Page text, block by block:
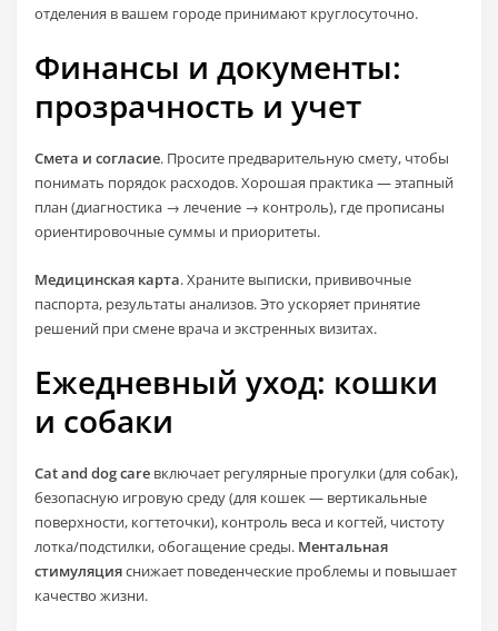
отделения в вашем городе принимают круглосуточно.
Финансы и документы:
прозрачность и учет
Смета и согласие. Просите предварительную смету, чтобы
понимать порядок расходов. Хорошая практика — этапный
план (диагностика → лечение → контроль), где прописаны
ориентировочные суммы и приоритеты.
Медицинская карта. Храните выписки, прививочные
паспорта, результаты анализов. Это ускоряет принятие
решений при смене врача и экстренных визитах.
Ежедневный уход: кошки
и собаки
Cat and dog care включает регулярные прогулки (для собак),
безопасную игровую среду (для кошек — вертикальные
поверхности, когтеточки), контроль веса и когтей, чистоту
лотка/подстилки, обогащение среды. Ментальная
стимуляцияснижает поведенческие проблемы и повышает
качество жизни.